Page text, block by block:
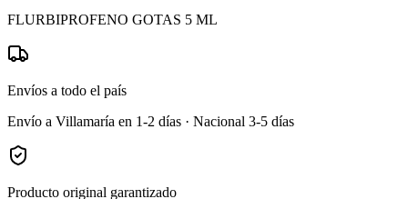
FLURBIPROFENO GOTAS 5 ML
Envíos a todo el país
Envío a Villamaría en 1-2 días · Nacional 3-5 días
Producto original garantizado